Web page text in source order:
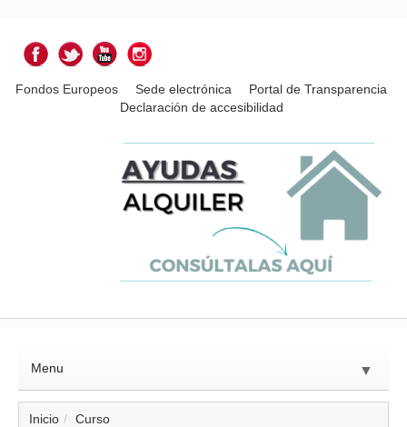
Fondos Europeos Sede electrónica
Portal de Transparencia
Declaración de accesibilidad
Menu ▼
Inicio
Curso